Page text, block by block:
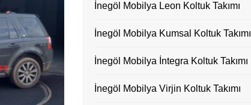
İnegöl Mobilya Leon Koltuk Takımı
İnegöl Mobilya Kumsal Koltuk Takımı
İnegöl Mobilya İntegra Koltuk Takımı
İnegöl Mobilya Virjin Koltuk Takımı